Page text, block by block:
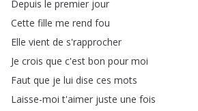
Depuis le premier jour
Cette fille me rend fou
Elle vient de s'rapprocher
Je crois que c'est bon pour moi
Faut que je lui dise ces mots
Laisse-moi t'aimer juste une fois